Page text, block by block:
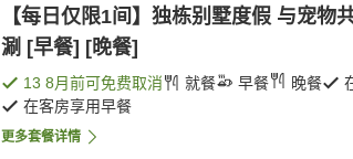
【每日仅限1间】独栋别墅度假 与宠物
涮 [早餐] [晚餐]
13 8月前可免费取消 就餐 早餐 晚餐
在客房享用早餐
更多套餐详情